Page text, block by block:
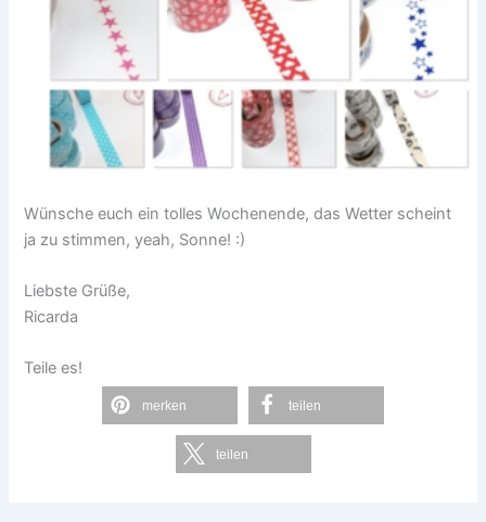
Wünsche euch ein tolles Wochenende, das Wetter scheint
ja zu stimmen, yeah, Sonne! :)
Liebste Grüße,
Ricarda
Teile es!
merken teilen
teilen